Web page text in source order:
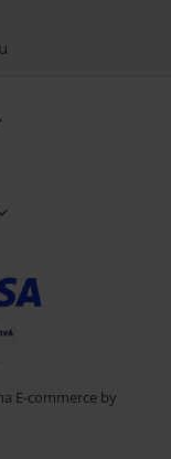
E-commerce by